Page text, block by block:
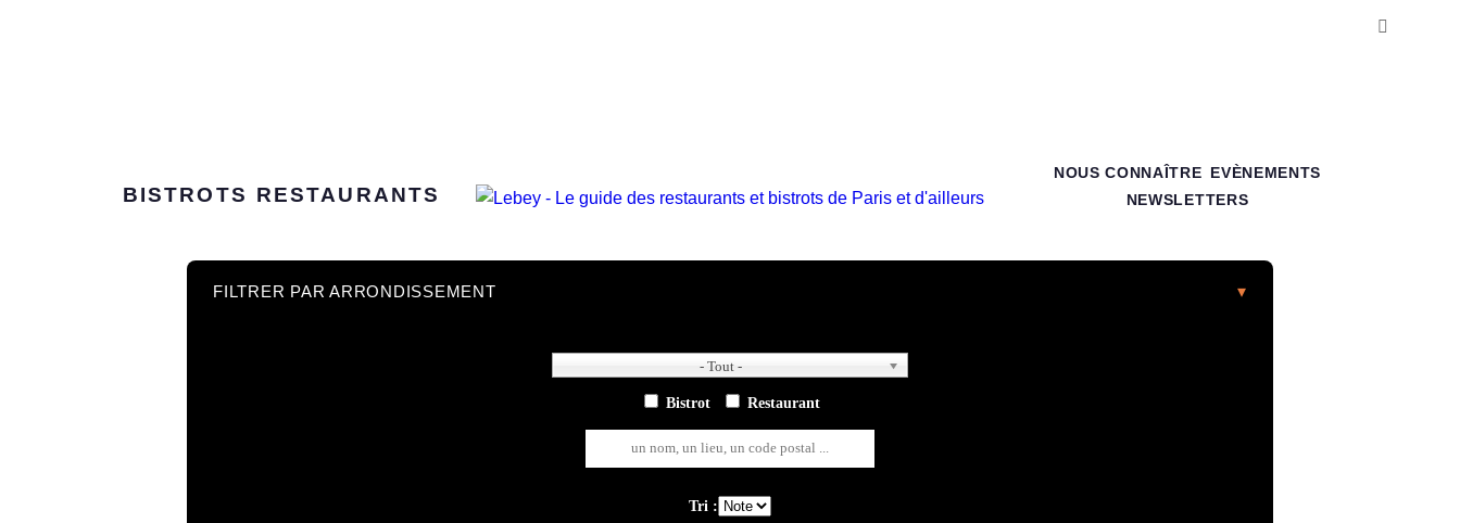
BISTROTS RESTAURANTS
NOUS CONNAÎTRE
EVÈNEMENTS
NEWSLETTERS
FILTRER PAR ARRONDISSEMENT
- Tout -
- Tout -
Bistrot Restaurant
un nom, un lieu, un code postal ...
Tri :